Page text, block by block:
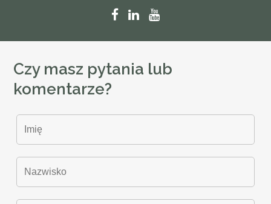
Czy masz pytania lub
komentarze?